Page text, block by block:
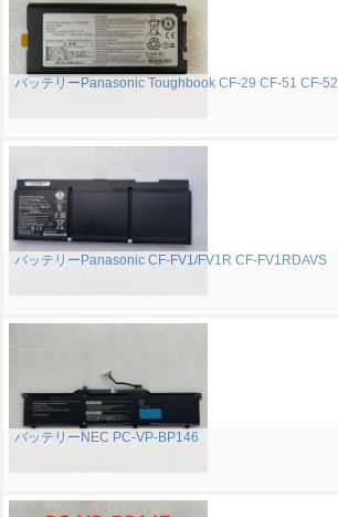
バッテリーPanasonic Toughbook CF-29 CF-51 CF-52
バッテリーPanasonic CF-FV1/FV1R CF-FV1RDAVS
バッテリーNEC PC-VP-BP146